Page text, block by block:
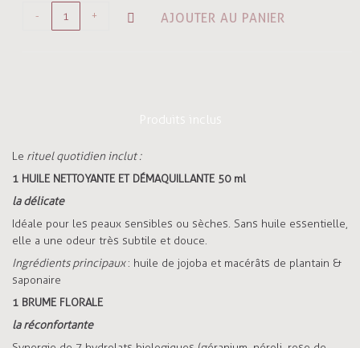
- + AJOUTER AU PANIER
Produits inclus
Le rituel quotidien inclut :
1 HUILE NETTOYANTE ET DÉMAQUILLANTE 50 ml
la délicate
Idéale pour les peaux sensibles ou sèches. Sans huile essentielle,
elle a une odeur très subtile et douce.
Ingrédients principaux: huile de jojoba et macérâts de plantain &
saponaire
1 BRUME FLORALE
la réconfortante